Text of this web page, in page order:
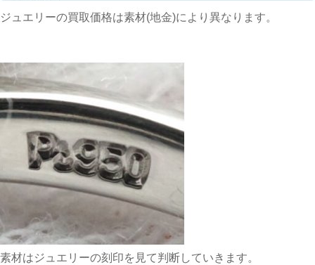
ジュエリーの買取価格は素材(地金)により異なります。
素材はジュエリーの刻印を見て判断していきます。